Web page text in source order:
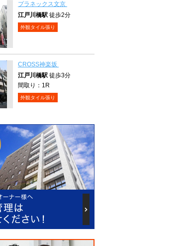
プラネックス文京
江戸川橋駅 徒歩2分
外観タイル張り
CROSS神楽坂
江戸川橋駅 徒歩3分
間取り： 1R
外観タイル張り